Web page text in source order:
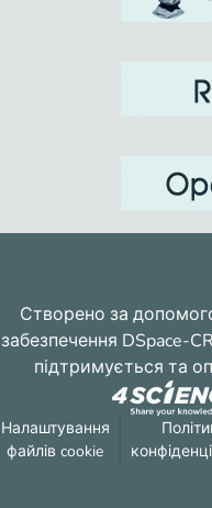
Створено за
забезпечення DSpace-
підтримується та
Налаштування
файлів cookie